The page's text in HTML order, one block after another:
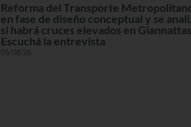
Reforma del Transporte
en fase de diseño conceptual y se
si habrá cruces elevados en
Escuchá la entrevista
05/08/26